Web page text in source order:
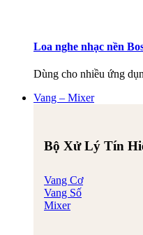
Loa nghe nhạc nền
Dùng cho nhiều ứng
Vang – Mixer
Bộ Xử Lý Tín
Vang Cơ
Vang Số
Mixer